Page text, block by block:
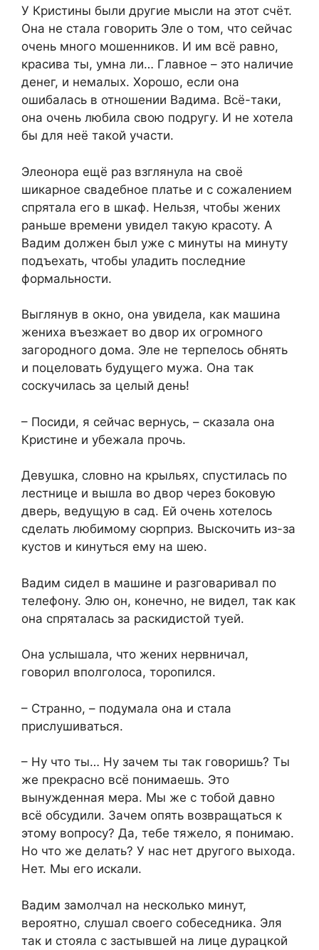
У Кристины были другие мысли на этот счёт.
Она не стала говорить Эле о том, что сейчас
очень много мошенников. И им всё равно,
красива ты, умна ли… Главное – это наличие
денег, и немалых. Хорошо, если она
ошибалась в отношении Вадима. Всё-таки,
она очень любила свою подругу. И не хотела
бы для неё такой участи.
Элеонора ещё раз взглянула на своё
шикарное свадебное платье и с сожалением
спрятала его в шкаф. Нельзя, чтобы жених
раньше времени увидел такую красоту. А
Вадим должен был уже с минуты на минуту
подъехать, чтобы уладить последние
формальности.
Выглянув в окно, она увидела, как машина
жениха въезжает во двор их огромного
загородного дома. Эле не терпелось обнять
и поцеловать будущего мужа. Она так
соскучилась за целый день!
– Посиди, я сейчас вернусь, – сказала она
Кристине и убежала прочь.
Девушка, словно на крыльях, спустилась по
лестнице и вышла во двор через боковую
дверь, ведущую в сад. Ей очень хотелось
сделать любимому сюрприз. Выскочить из-за
кустов и кинуться ему на шею.
Вадим сидел в машине и разговаривал по
телефону. Элю он, конечно, не видел, так как
она спряталась за раскидистой туей.
Она услышала, что жених нервничал,
говорил вполголоса, торопился.
– Странно, – подумала она и стала
прислушиваться.
– Ну что ты… Ну зачем ты так говоришь? Ты
же прекрасно всё понимаешь. Это
вынужденная мера. Мы же с тобой давно
всё обсудили. Зачем опять возвращаться к
этому вопросу? Да, тебе тяжело, я понимаю.
Но что же делать? У нас нет другого выхода.
Нет. Мы его искали.
Вадим замолчал на несколько минут,
вероятно, слушал своего собеседника. Эля
так и стояла с застывшей на лице дурацкой